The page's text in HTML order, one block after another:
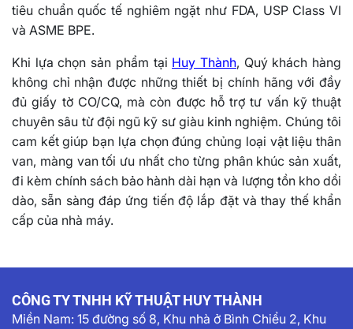
tiêu chuẩn quốc tế nghiêm ngặt như FDA, USP Class VI
và ASME BPE.
Khi lựa chọn sản phẩm tại Huy Thành, Quý khách hàng
không chỉ nhận được những thiết bị chính hãng với đầy
đủ giấy tờ CO/CQ, mà còn được hỗ trợ tư vấn kỹ thuật
chuyên sâu từ đội ngũ kỹ sư giàu kinh nghiệm. Chúng tôi
cam kết giúp bạn lựa chọn đúng chủng loại vật liệu thân
van, màng van tối ưu nhất cho từng phân khúc sản xuất,
đi kèm chính sách bảo hành dài hạn và lượng tồn kho dồi
dào, sẵn sàng đáp ứng tiến độ lắp đặt và thay thế khẩn
cấp của nhà máy.
CÔNG TY TNHH KỸ THUẬT HUY THÀNH
Miền Nam: 15 đường số 8, Khu nhà ở Bình Chiểu 2, Khu